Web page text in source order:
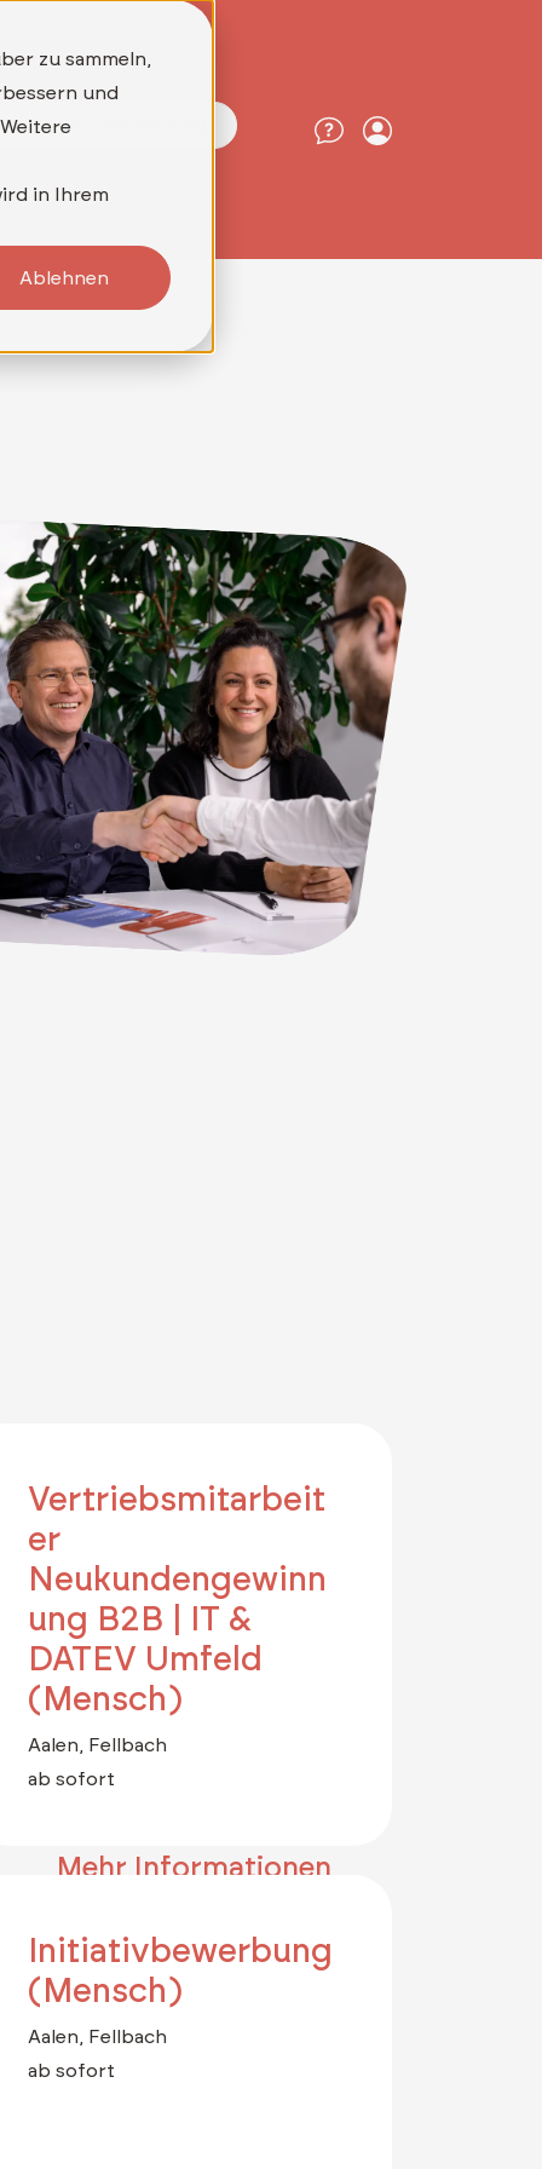
zu sammeln,
und
in Ihrem
Ablehnen
für die Digitalisierung?
Drucklösungen
Vertriebsmitarbeit
er
Neukundengewinn
ung B2B | IT &
DATEV Umfeld
(Mensch)
Aalen, Fellbach
ab sofort
Mehr Informationen
Initiativbewerbung
(Mensch)
Aalen, Fellbach
ab sofort